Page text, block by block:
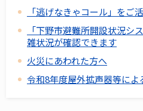
「逃げなきゃコール」をご
「下野市避難所開設状況シ
雑状況が確認できます
火災にあわれた方へ
令和8年度屋外拡声器等に